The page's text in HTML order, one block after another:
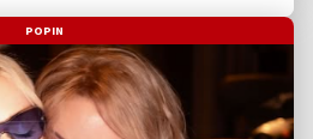
POPIN